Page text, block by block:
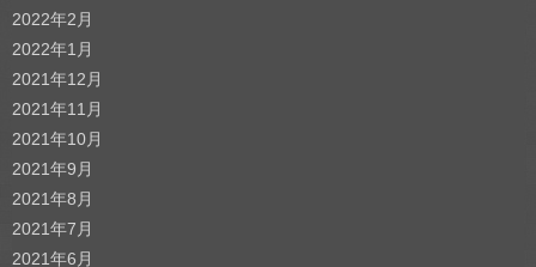
2022年2月
2022年1月
2021年12月
2021年11月
2021年10月
2021年9月
2021年8月
2021年7月
2021年6月